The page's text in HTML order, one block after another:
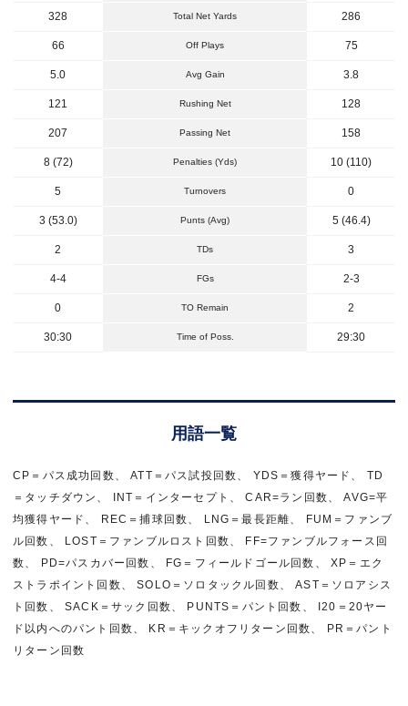
328 Total Net Yards 286
66 Off Plays 75
5.0 Avg Gain 3.8
121 Rushing Net 128
207 Passing Net 158
8 (72) Penalties (Yds) 10 (110)
5 Turnovers 0
3 (53.0) Punts (Avg) 5 (46.4)
2 TDs 3
4-4 FGs 2-3
0 TO Remain 2
30:30 Time of Poss. 29:30
用語一覧
CP＝パス成功回数、 ATT＝パス試投回数、 YDS＝獲得ヤード、 TD
＝タッチダウン、 INT＝インターセプト、 CAR=ラン回数、 AVG=平
均獲得ヤード、 REC＝捕球回数、 LNG＝最長距離、 FUM＝ファンブ
ル回数、 LOST＝ファンブルロスト回数、 FF=ファンブルフォース回
数、 PD=パスカバー回数、 FG＝フィールドゴール回数、 XP＝エク
ストラポイント回数、 SOLO＝ソロタックル回数、 AST＝ソロアシス
ト回数、 SACK＝サック回数、 PUNTS＝パント回数、 I20＝20ヤー
ド以内へのパント回数、 KR＝キックオフリターン回数、 PR＝パント
リターン回数